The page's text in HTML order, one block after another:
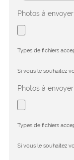
Photos à
Types de fichiers
Si vous le souhaitez
Photos à
Types de fichiers
Si vous le souhaitez